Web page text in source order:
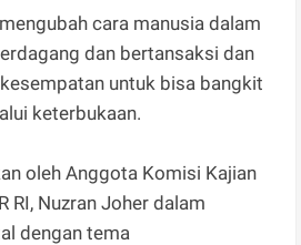
cara manusia dalam
dan bertansaksi dan
untuk bisa bangkit
keterbukaan.
oleh Anggota Komisi Kajian
RI, Nuzran Joher dalam
dengan tema